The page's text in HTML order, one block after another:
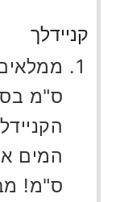
קניידלך
ס"מ
ס"מ!